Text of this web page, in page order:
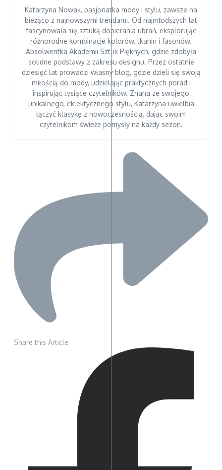
Katarzyna Nowak, pasjonatka mody i stylu, zawsze na
bieżąco z najnowszymi trendami. Od najmłodszych lat
fascynowała się sztuką dobierania ubrań, eksplorując
różnorodne kombinacje kolorów, tkanin i fasonów.
Absolwentka Akademii Sztuk Pięknych, gdzie zdobyła
solidne podstawy z zakresu designu. Przez ostatnie
dziesięć lat prowadzi własny blog, gdzie dzieli się swoją
miłością do mody, udzielając praktycznych porad i
inspirując tysiące czytelników. Znana ze swojego
unikalnego, eklektycznego stylu, Katarzyna uwielbia
łączyć klasykę z nowoczesnością, dając swoim
czytelnikom świeże pomysły na każdy sezon.
Share this Article